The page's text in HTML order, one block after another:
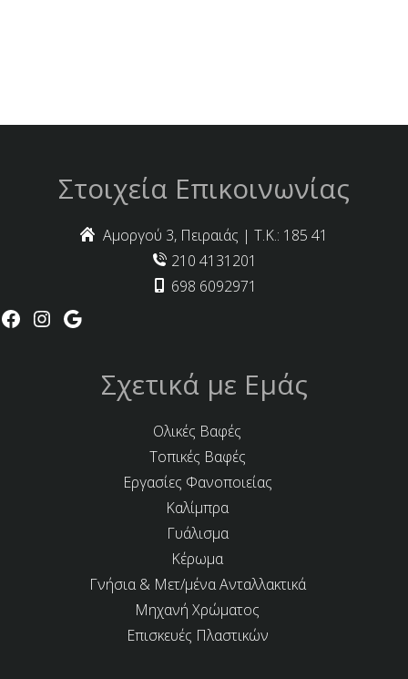
Στοιχεία Επικοινωνίας
Αμοργού 3, Πειραιάς | Τ.Κ.: 185 41
210 4131201
698 6092971
Σχετικά με Εμάς
Ολικές Βαφές
Τοπικές Βαφές
Εργασίες Φανοποιείας
Καλίμπρα
Γυάλισμα
Κέρωμα
Γνήσια & Μετ/μένα Ανταλλακτικά
Μηχανή Χρώματος
Επισκευές Πλαστικών